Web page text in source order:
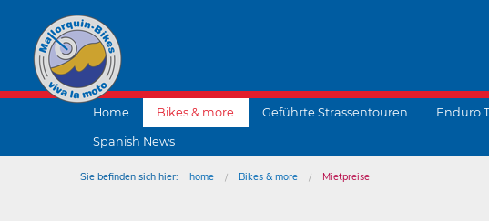
Home Bikes & more Geführte Strassentouren Enduro
Spanish News
Sie befinden sich hier: home Bikes & more
Mietpreise